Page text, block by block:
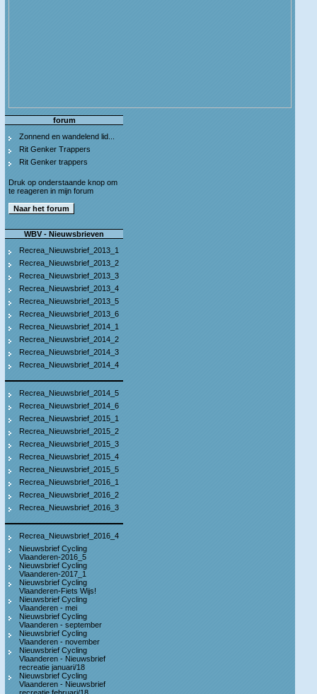
forum
Zonnend en wandelend lid...
Rit Genker Trappers
Rit Genker trappers
Druk op onderstaande knop om
te reageren in mijn forum
WBV - Nieuwsbrieven
Recrea_Nieuwsbrief_2013_1
Recrea_Nieuwsbrief_2013_2
Recrea_Nieuwsbrief_2013_3
Recrea_Nieuwsbrief_2013_4
Recrea_Nieuwsbrief_2013_5
Recrea_Nieuwsbrief_2013_6
Recrea_Nieuwsbrief_2014_1
Recrea_Nieuwsbrief_2014_2
Recrea_Nieuwsbrief_2014_3
Recrea_Nieuwsbrief_2014_4
Recrea_Nieuwsbrief_2014_5
Recrea_Nieuwsbrief_2014_6
Recrea_Nieuwsbrief_2015_1
Recrea_Nieuwsbrief_2015_2
Recrea_Nieuwsbrief_2015_3
Recrea_Nieuwsbrief_2015_4
Recrea_Nieuwsbrief_2015_5
Recrea_Nieuwsbrief_2016_1
Recrea_Nieuwsbrief_2016_2
Recrea_Nieuwsbrief_2016_3
Recrea_Nieuwsbrief_2016_4
Nieuwsbrief Cycling
Vlaanderen-2016_5
Nieuwsbrief Cycling
Vlaanderen-2017_1
Nieuwsbrief Cycling
Vlaanderen-Fiets Wijs!
Nieuwsbrief Cycling
Vlaanderen - mei
Nieuwsbrief Cycling
Vlaanderen - september
Nieuwsbrief Cycling
Vlaanderen - november
Nieuwsbrief Cycling
Vlaanderen - Nieuwsbrief
recreatie januari/18
Nieuwsbrief Cycling
Vlaanderen - Nieuwsbrief